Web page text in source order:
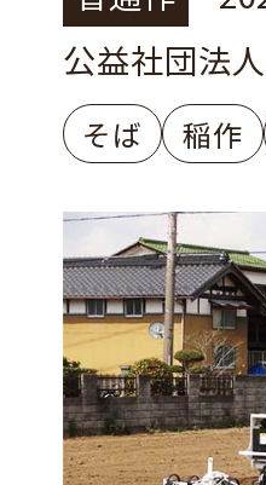
公益社団法
そば 稲作